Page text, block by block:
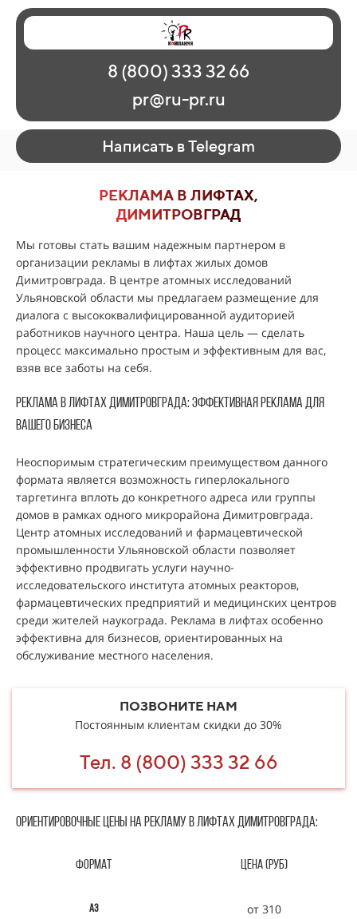
Главная
Наши работы
О рекламе
Регионы
Контакты
8 (800) 333 32 66
pr@ru-pr.ru
Написать в Telegram
РЕКЛАМА В ЛИФТАХ,
ДИМИТРОВГРАД
Мы готовы стать вашим надежным партнером в
организации рекламы в лифтах жилых домов
Димитровграда. В центре атомных исследований
Ульяновской области мы предлагаем размещение для
диалога с высококвалифицированной аудиторией
работников научного центра. Наша цель — сделать
процесс максимально простым и эффективным для вас,
взяв все заботы на себя.
Реклама В ЛИфтах Димитровграда: эффективная реклама для
вашего бизнеса
Неоспоримым стратегическим преимуществом данного
формата является возможность гиперлокального
таргетинга вплоть до конкретного адреса или группы
домов в рамках одного микрорайона Димитровграда.
Центр атомных исследований и фармацевтической
промышленности Ульяновской области позволяет
эффективно продвигать услуги научно-
исследовательского института атомных реакторов,
фармацевтических предприятий и медицинских центров
среди жителей наукограда. Реклама в лифтах особенно
эффективна для бизнесов, ориентированных на
обслуживание местного населения.
ПОЗВОНИТЕ НАМ
Постоянным клиентам скидки до 30%
Тел. 8 (800) 333 32 66
Ориентировочные цены на рекламу В ЛИфтах Димитровграда:
Формат
А3
Цена (руб)
от 310